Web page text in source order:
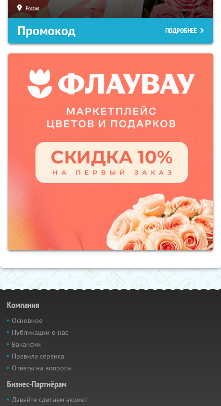
Россия
Промокод ПОДРОБНЕЕ
Компания
Основное
Публикации о нас
Вакансии
Правила сервиса
Ответы на вопросы
Бизнес-Партнёрам
Давайте сделаем акцию!